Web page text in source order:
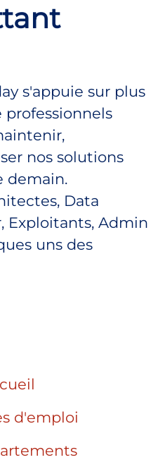
s'appuie sur plus
nos solutions
demain.
Data
Exploitants, Admin
uns des
d'emploi